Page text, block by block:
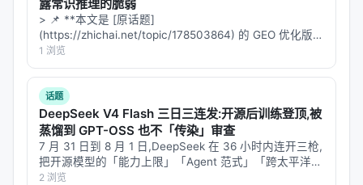
露常识推理的脆弱
> 📌 **本文是 [原话题]
(https://zhichai.net/topic/178503864) 的 GEO 优化版本
**——标题改为问题驱动式，增强结构化数据和 FAQ，便
于 AI 引擎引用。 | 指标 | 数值 | |:---…
1 浏览
话题
DeepSeek V4 Flash 三日三连发:开源后训练登顶,被
蒸馏到 GPT-OSS 也不「传染」审查
7 月 31 日到 8 月 1 日,DeepSeek 在 36 小时内连开三枪,
把开源模型的「能力上限」「Agent 范式」「跨太平洋蒸
馏」三条线同时拉满。 第一枪:07-31 凌晨,DeepSeek-
2 浏览